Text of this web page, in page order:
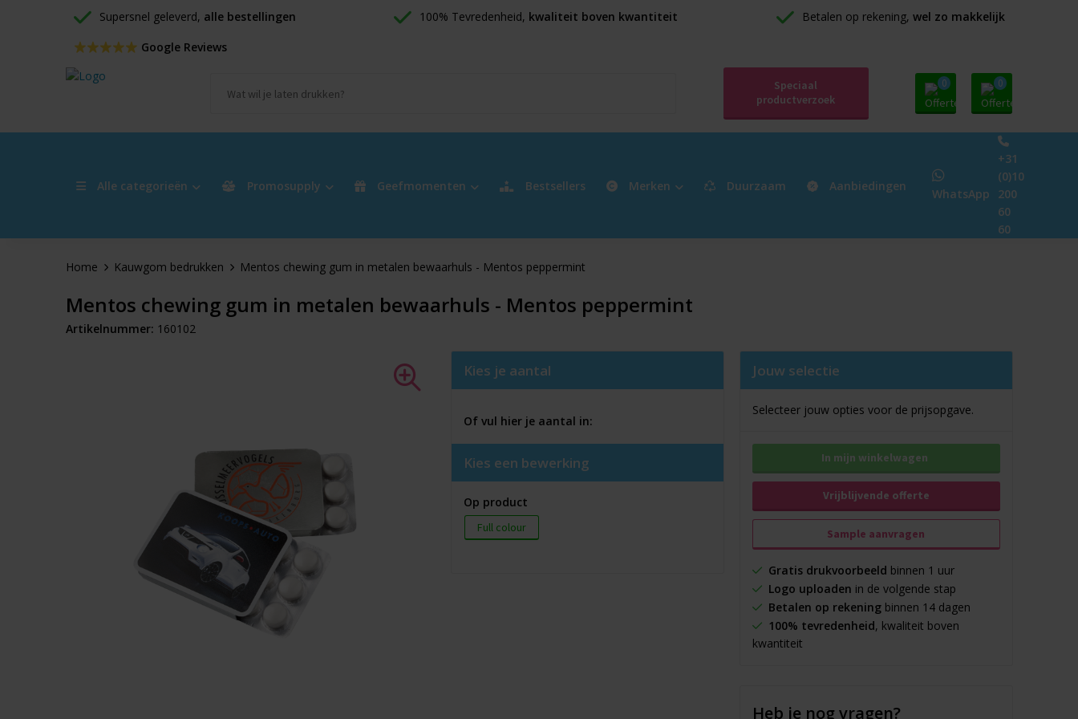
Supersnel geleverd, alle bestellingen 100% Tevredenheid, kwaliteit boven kwantiteit Betalen op rekening, wel zo makkelijk
Google Reviews
Speciaal
productverzoek
0 0
Alle categorieën Promosupply Geefmomenten Bestsellers Merken Duurzaam Aanbiedingen
WhatsApp
+31
(0)10
200
60
60
Home Kauwgom bedrukken Mentos chewing gum in metalen bewaarhuls - Mentos peppermint
Mentos chewing gum in metalen bewaarhuls - Mentos peppermint
Artikelnummer: 160102
Kies je aantal
Of vul hier je aantal in:
Kies een bewerking
Op product
Full colour
Jouw selectie
Selecteer jouw opties voor de prijsopgave.
In mijn winkelwagen
Vrijblijvende offerte
Sample aanvragen
Gratis drukvoorbeeld binnen 1 uur
Logo uploaden in de volgende stap
Betalen op rekeningbinnen 14 dagen
100% tevredenheid, kwaliteit boven
kwantiteit
Heb je nog vragen?